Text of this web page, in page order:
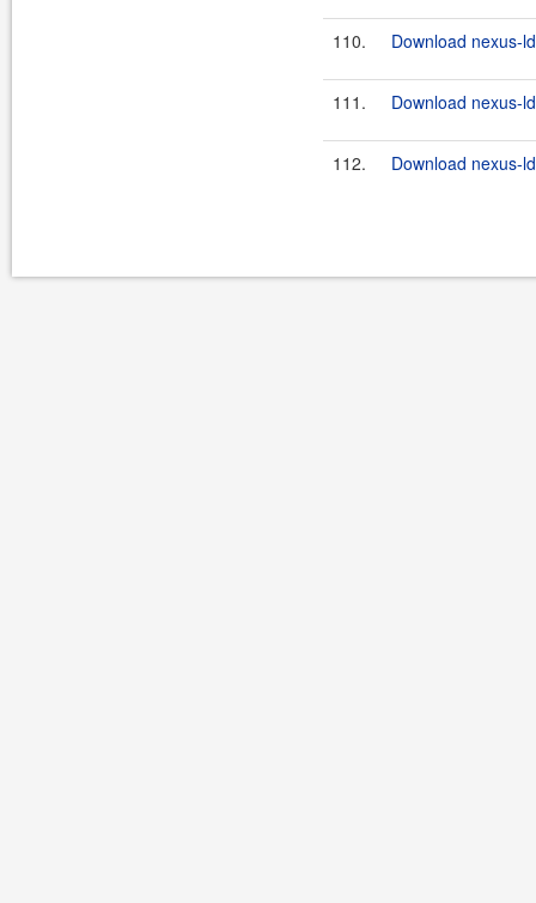
110. Download nexus-
111. Download nexus-
112. Download nexus-